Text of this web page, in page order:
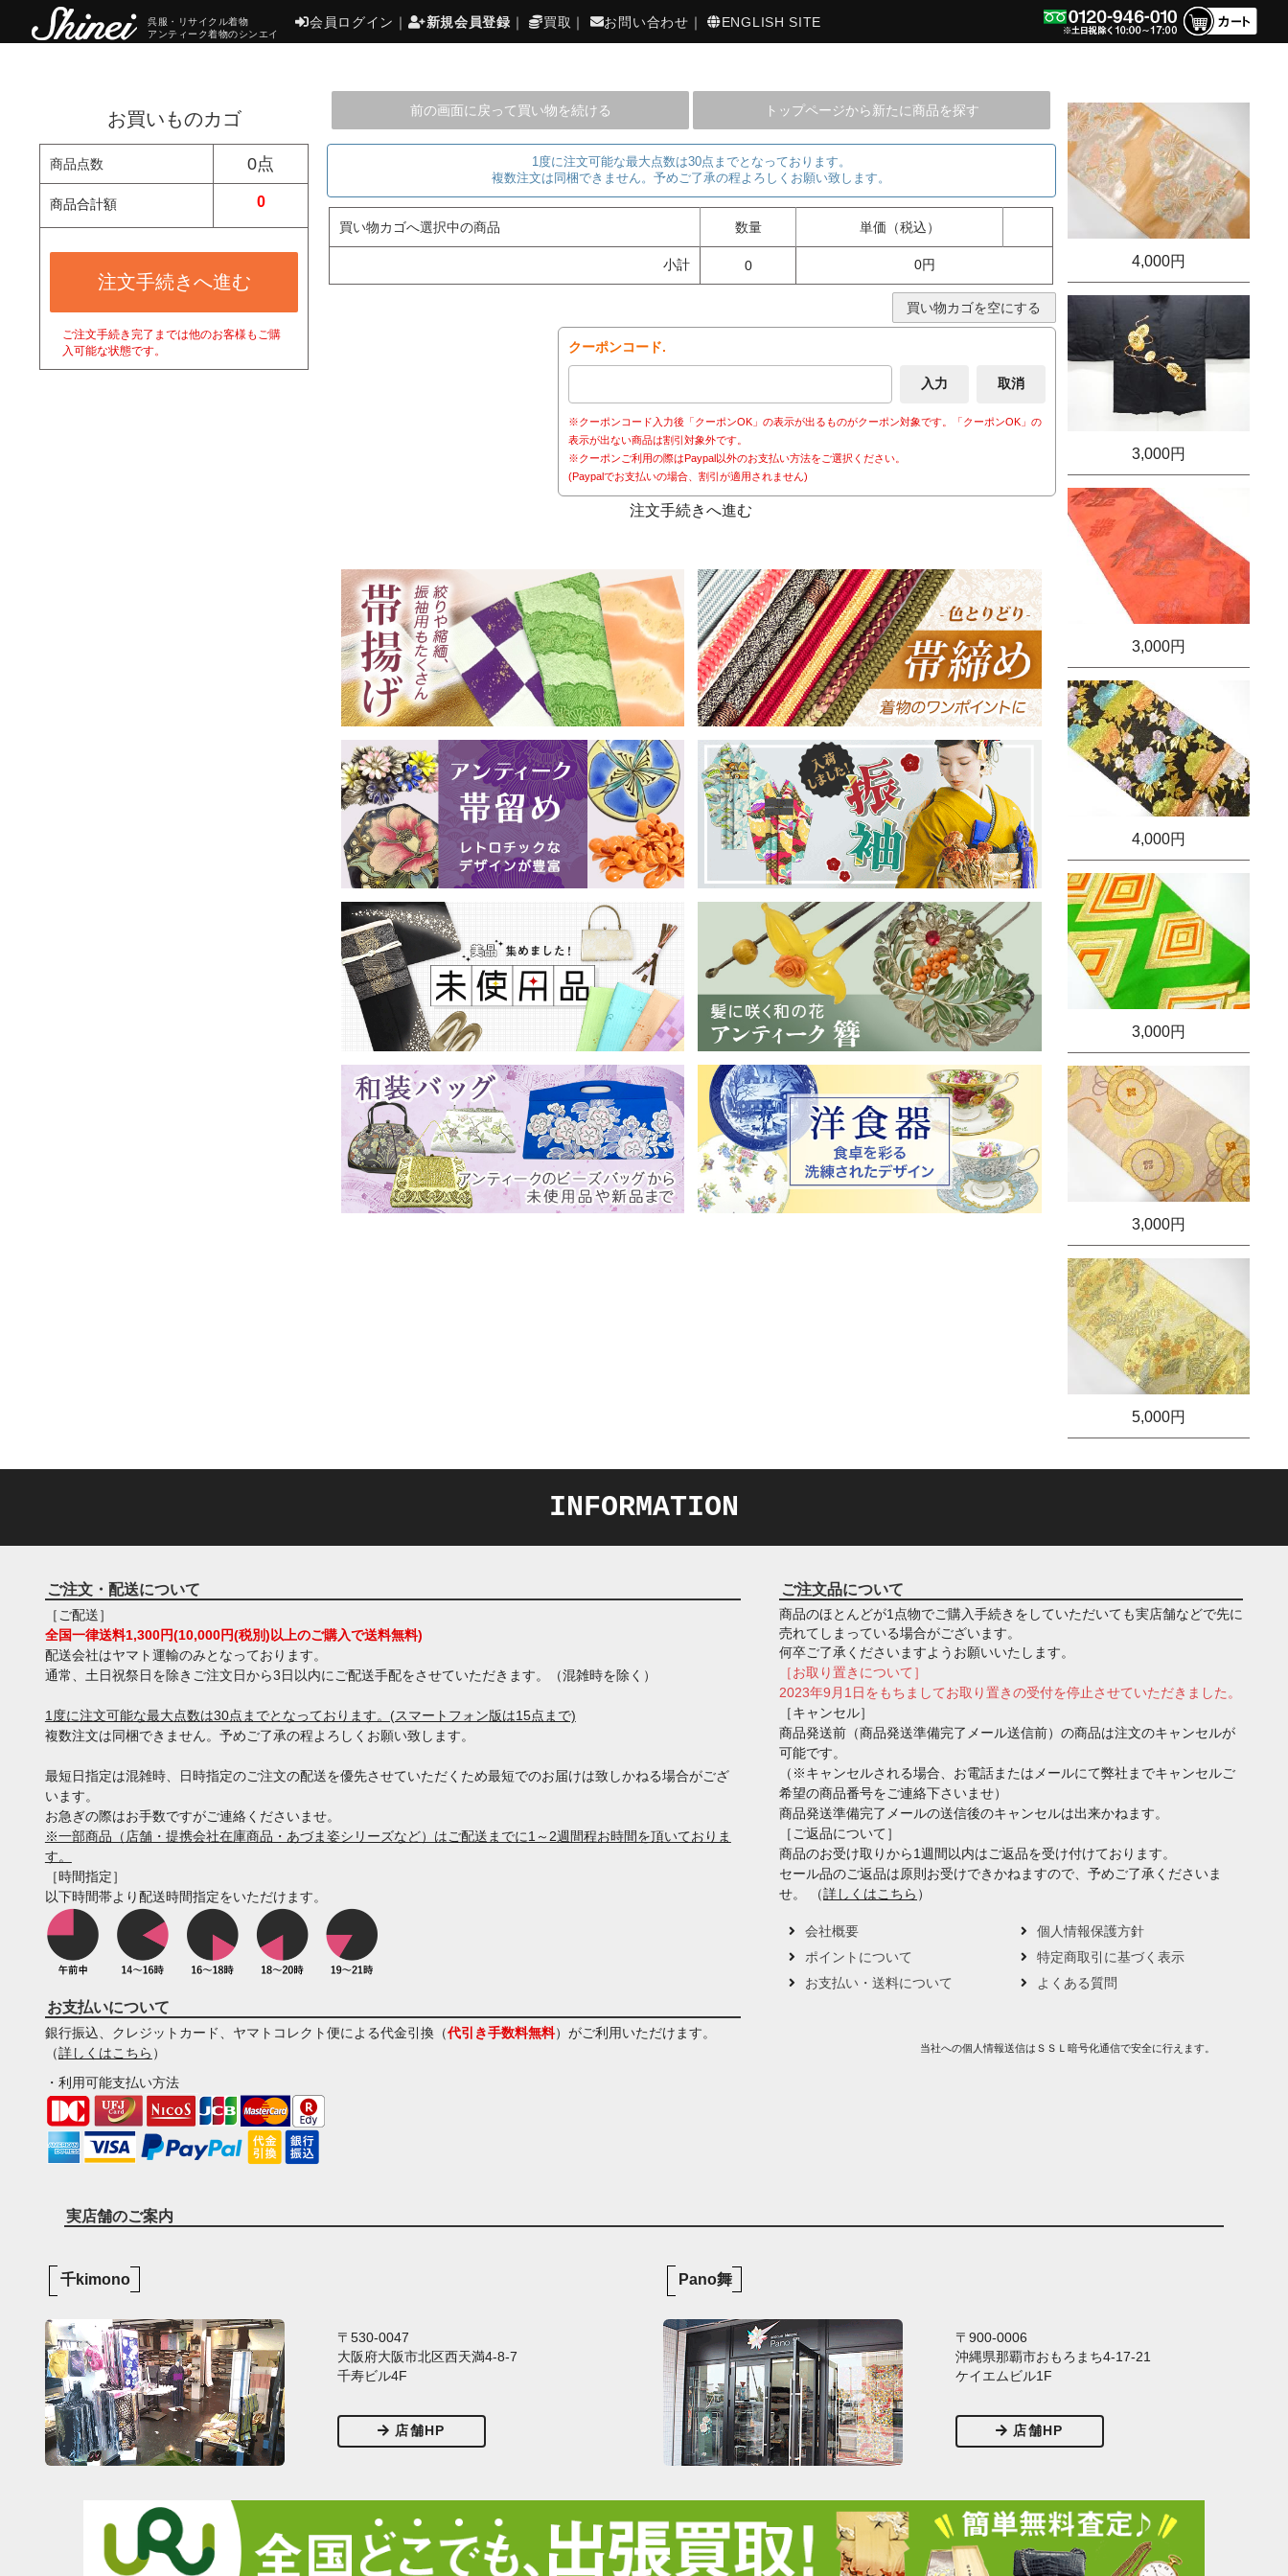
呉服・リサイクル着物
アンティーク着物のシンエイ
会員ログイン ｜ 新規会員登録 ｜ 買取 ｜ お問い合わせ ｜ ENGLISH SITE
お買いものカゴ
商品点数 0点
商品合計額 0
注文手続きへ進む
ご注文手続き完了までは他のお客様もご購
入可能な状態です。
前の画面に戻って買い物を続ける トップページから新たに商品を探す
1度に注文可能な最大点数は30点までとなっております。
複数注文は同梱できません。予めご了承の程よろしくお願い致します。
買い物カゴへ選択中の商品 数量 単価（税込）
小計 0 0円
買い物カゴを空にする
クーポンコード.
※クーポンコード入力後「クーポンOK」の表示が出るものがクーポン対象です。「クーポンOK」の
表示が出ない商品は割引対象外です。
※クーポンご利用の際はPaypal以外のお支払い方法をご選択ください。
(Paypalでお支払いの場合、割引が適用されません)
注文手続きへ進む
4,000円
3,000円
3,000円
4,000円
3,000円
3,000円
5,000円
INFORMATION
ご注文・配送について
［ご配送］
全国一律送料1,300円(10,000円(税別)以上のご購入で送料無料)
配送会社はヤマト運輸のみとなっております。
通常、土日祝祭日を除きご注文日から3日以内にご配送手配をさせていただきます。（混雑時を除く）
1度に注文可能な最大点数は30点までとなっております。(スマートフォン版は15点まで)
複数注文は同梱できません。予めご了承の程よろしくお願い致します。
最短日指定は混雑時、日時指定のご注文の配送を優先させていただくため最短でのお届けは致しかねる場合がござ
います。
お急ぎの際はお手数ですがご連絡くださいませ。
※一部商品（店舗・提携会社在庫商品・あづま姿シリーズなど）はご配送までに1～2週間程お時間を頂いておりま
す。
［時間指定］
以下時間帯より配送時間指定をいただけます。
お支払いについて
銀行振込、クレジットカード、ヤマトコレクト便による代金引換（代引き手数料無料） がご利用いただけます。
（詳しくはこちら ）
・利用可能支払い方法
ご注文品について
商品のほとんどが1点物でご購入手続きをしていただいても実店舗などで先に
売れてしまっている場合がございます。
何卒ご了承くださいますようお願いいたします。
［お取り置きについて］
2023年9月1日をもちましてお取り置きの受付を停止させていただきました。
［キャンセル］
商品発送前（商品発送準備完了メール送信前）の商品は注文のキャンセルが
可能です。
（※キャンセルされる場合、お電話またはメールにて弊社までキャンセルご
希望の商品番号をご連絡下さいませ）
商品発送準備完了メールの送信後のキャンセルは出来かねます。
［ご返品について］
商品のお受け取りから1週間以内はご返品を受け付けております。
セール品のご返品は原則お受けできかねますので、予めご了承くださいま
せ。 （詳しくはこちら ）
会社概要
ポイントについて
お支払い・送料について
個人情報保護方針
特定商取引に基づく表示
よくある質問
当社への個人情報送信はＳＳＬ暗号化通信で安全に行えます。
実店舗のご案内
千kimono
〒530-0047
大阪府大阪市北区西天満4-8-7
千寿ビル4F
店舗HP
Pano舞
〒900-0006
沖縄県那覇市おもろまち4-17-21
ケイエムビル1F
店舗HP